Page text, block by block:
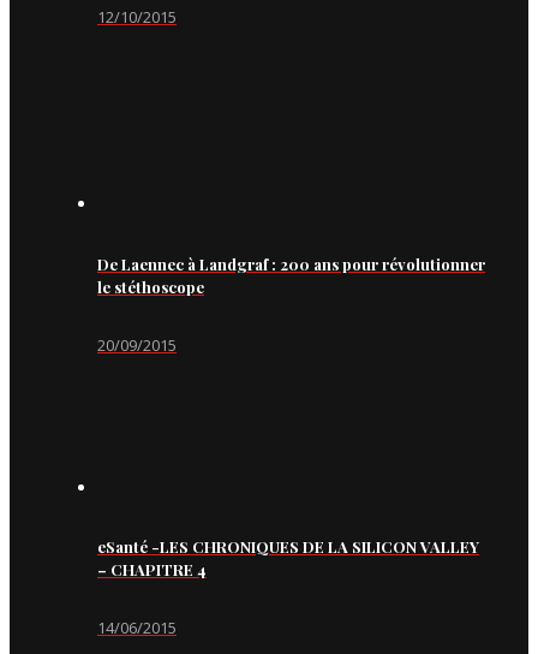
12/10/2015
De Laennec à Landgraf : 200 ans pour révolutionner
le stéthoscope
20/09/2015
eSanté -LES CHRONIQUES DE LA SILICON VALLEY
– CHAPITRE 4
14/06/2015